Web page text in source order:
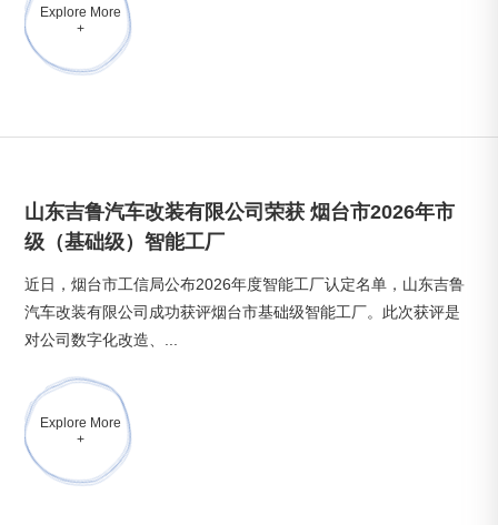
Explore More
+
山东吉鲁汽车改装有限公司荣获 烟台市2026年市
级（基础级）智能工厂
近日，烟台市工信局公布2026年度智能工厂认定名单，山东吉鲁
汽车改装有限公司成功获评烟台市基础级智能工厂。此次获评是
对公司数字化改造、...
Explore More
+